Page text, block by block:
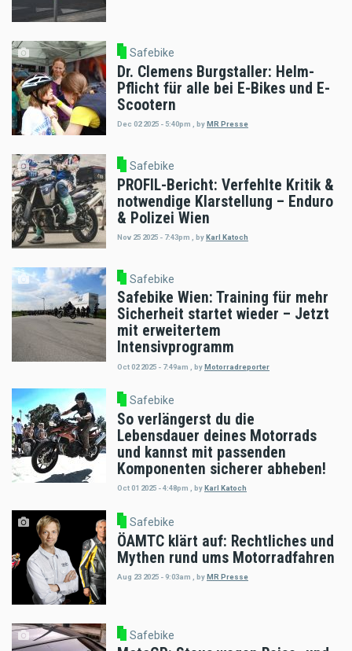
Safebike
Dr. Clemens Burgstaller: Helm-
Pflicht für alle bei E-Bikes und E-
Scootern
Dec 02 2025 - 5:40pm byMR Presse
Safebike
PROFIL-Bericht: Verfehlte Kritik &
notwendige Klarstellung – Enduro
& Polizei Wien
Nov 25 2025 - 7:43pm byKarl Katoch
Safebike
Safebike Wien: Training für mehr
Sicherheit startet wieder – Jetzt
mit erweitertem
Intensivprogramm
Oct 02 2025 - 7:49am byMotorradreporter
Safebike
So verlängerst du die
Lebensdauer deines Motorrads
und kannst mit passenden
Komponenten sicherer abheben!
Oct 01 2025 - 4:48pm , byKarl Katoch
Safebike
ÖAMTC klärt auf: Rechtliches und
Mythen rund ums Motorradfahren
Aug 23 2025 - 9:03am byMR Presse
Safebike